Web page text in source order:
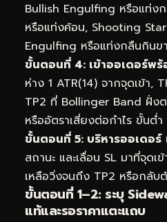
Bullish Engulfing หรือแท่ง
หรือแท่งค้อน, Shooting
Engulfing หรือแท่งกลืนกินข
ขั้นตอนที่ 4: เข้าออเดอร์พ
ห่าง 1 ATR(14) จากจุดเข้า,
TP2 ที่ Bollinger Band ฝั่ง
หรืออัตราเสี่ยงต่อกำไร ขั้นต่ำ
ขั้นตอนที่ 5: บริหารออเดอร์
สถานะ และเลื่อน SL มาที่จุด
เหลือวิ่งจนถึง TP2 หรือกลับ
ขั้นตอนที่ 1–2: ระบุ
แท้และรอราคาแตะแถบ